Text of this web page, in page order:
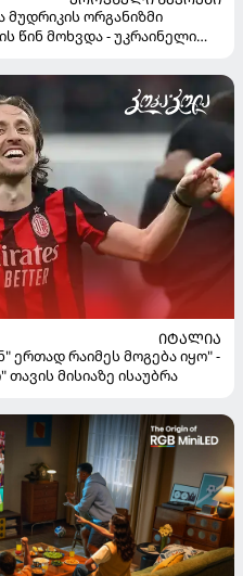
ორგანიზმი
წინ მოხვდა - უკრაინელი
ᲘᲢᲐᲚᲘᲐ
ერთად რაიმეს მოგება იყო" -
მისიაზე ისაუბრა